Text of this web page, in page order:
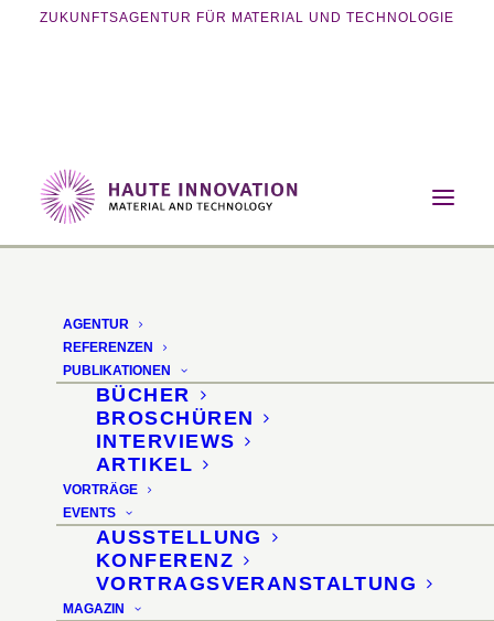
ZUKUNFTSAGENTUR FÜR MATERIAL UND TECHNOLOGIE
AGENTUR
REFERENZEN
PUBLIKATIONEN
BÜCHER
BROSCHÜREN
INTERVIEWS
ARTIKEL
VORTRÄGE
EVENTS
AUSSTELLUNG
KONFERENZ
VORTRAGSVERANSTALTUNG
MAGAZIN
Home
Vorträge
Innodex Materials Innovation 2017